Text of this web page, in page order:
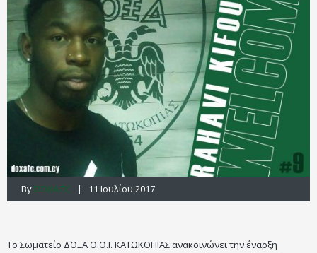
By DOXA FC | 11 Ιουλίου 2017
Το Σωματείο ΔΟΞΑ Θ.Ο.Ι. ΚΑΤΩΚΟΠΙΑΣ ανακοινώνει την έναρξη